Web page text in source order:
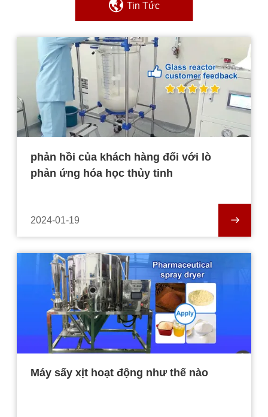
Tin Tức
phản hồi của khách hàng đối với lò
phản ứng hóa học thủy tinh
2024-01-19
Máy sấy xịt hoạt động như thế nào